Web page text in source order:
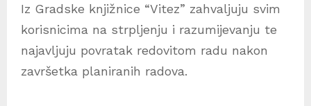
Iz Gradske knjižnice “Vitez” zahvaljuju svim
korisnicima na strpljenju i razumijevanju te
najavljuju povratak redovitom radu nakon
završetka planiranih radova.